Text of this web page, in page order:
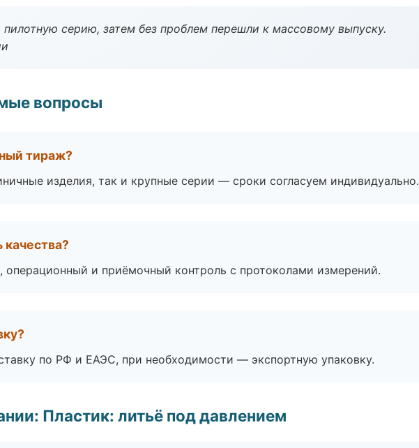
серию, затем без проблем перешли к массовому выпуску.
вопросы
тираж?
изделия, так и крупные серии — сроки согласуем индивидуально.
качества?
операционный и приёмочный контроль с протоколами измерений.
по РФ и ЕАЭС, при необходимости — экспортную упаковку.
Пластик: литьё под давлением